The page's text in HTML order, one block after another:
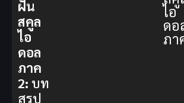
ไอ
ดอ
ภา
ฝัน
สคูล
ไอ
ดอล
ภาค
2: บท
สรุป